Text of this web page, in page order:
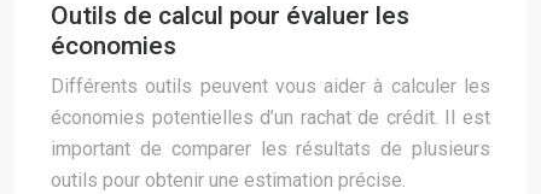
Outils de calcul pour évaluer les
économies
Différents outils peuvent vous aider à calculer les
économies potentielles d’un rachat de crédit. Il est
important de comparer les résultats de plusieurs
outils pour obtenir une estimation précise.